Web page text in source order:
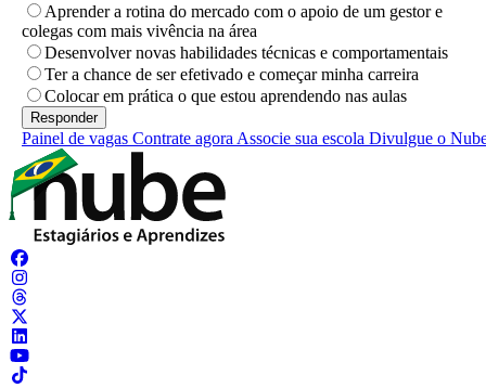
Aprender a rotina do mercado com o apoio de um gestor e
colegas com mais vivência na área
Desenvolver novas habilidades técnicas e comportamentais
Ter a chance de ser efetivado e começar minha carreira
Colocar em prática o que estou aprendendo nas aulas
Painel de vagas Contrate agora Associe sua escola Divulgue o